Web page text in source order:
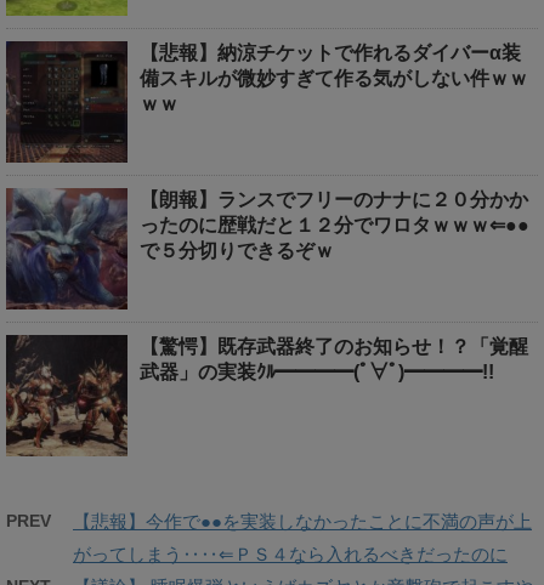
【悲報】納涼チケットで作れるダイバーα装
備スキルが微妙すぎて作る気がしない件ｗｗ
ｗｗ
【朗報】ランスでフリーのナナに２０分かか
ったのに歴戦だと１２分でワロタｗｗｗ⇐●●
で５分切りできるぞｗ
【驚愕】既存武器終了のお知らせ！？「覚醒
武器」の実装ｸﾙ━━━━(ﾟ∀ﾟ)━━━━!!
PREV
【悲報】今作で●●を実装しなかったことに不満の声が上
がってしまう‥‥⇐ＰＳ４なら入れるべきだったのに